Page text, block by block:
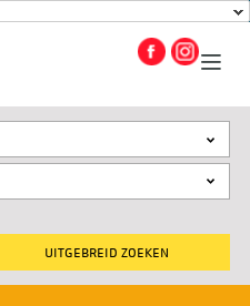
UITGEBREID ZOEKEN